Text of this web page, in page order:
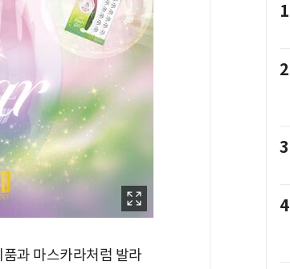
과 마스카라처럼 발라
1
2
3
4